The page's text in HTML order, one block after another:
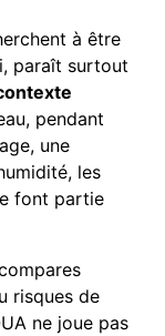
à être
paraît surtout
pendant
une
les
font partie
risques de
ne joue pas